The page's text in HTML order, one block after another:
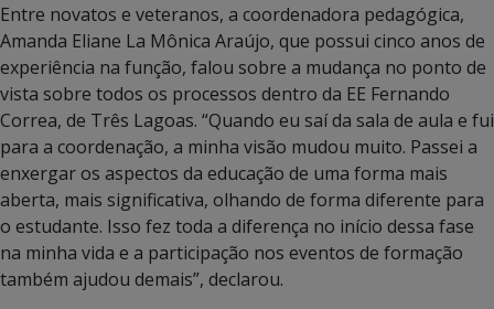
Entre novatos e veteranos, a coordenadora pedagógica,
Amanda Eliane La Mônica Araújo, que possui cinco anos de
experiência na função, falou sobre a mudança no ponto de
vista sobre todos os processos dentro da EE Fernando
Correa, de Três Lagoas. “Quando eu saí da sala de aula e fui
para a coordenação, a minha visão mudou muito. Passei a
enxergar os aspectos da educação de uma forma mais
aberta, mais significativa, olhando de forma diferente para
o estudante. Isso fez toda a diferença no início dessa fase
na minha vida e a participação nos eventos de formação
também ajudou demais”, declarou.